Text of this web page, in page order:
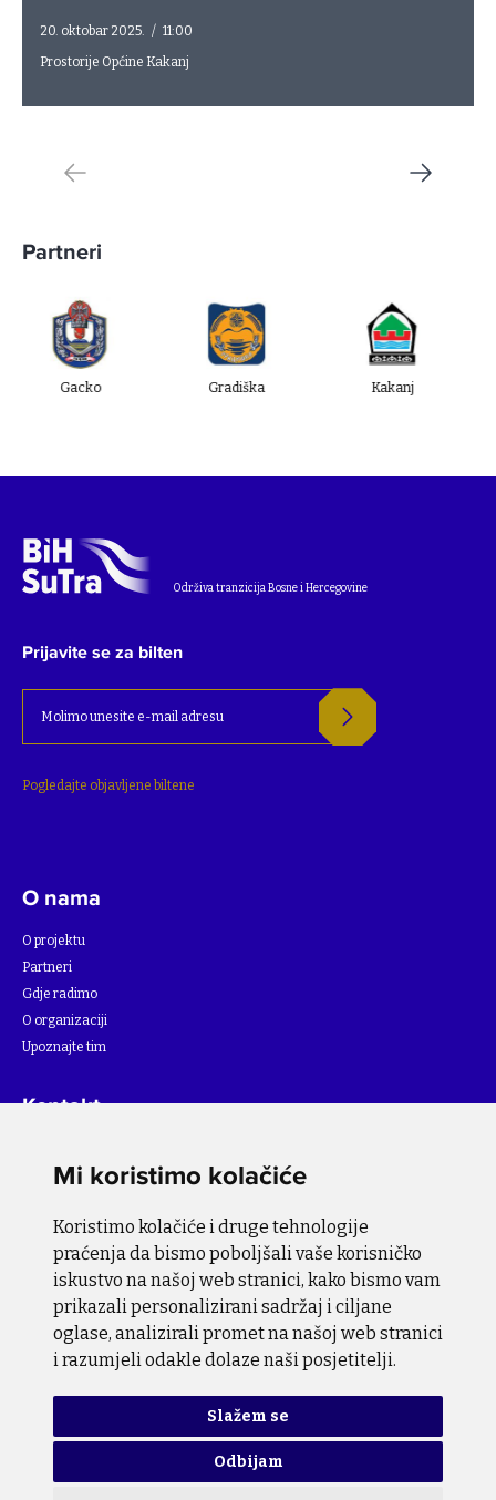
Mi koristimo kolačiće
Koristimo kolačiće i druge tehnologije
praćenja da bismo poboljšali vaše korisničko
iskustvo na našoj web stranici, kako bismo vam
prikazali personalizirani sadržaj i ciljane
oglase, analizirali promet na našoj web stranici
i razumjeli odakle dolaze naši posjetitelji.
Slažem se
Odbijam
20. oktobar 2025. / 11:00
Prostorije Općine Kakanj
Partneri
Održiva tranzicija Bosne i Hercegovine
Prijavite se za bilten
Pogledajte objavljene biltene
O nama
O projektu
Partneri
Gdje radimo
O organizaciji
Upoznajte tim
Kontakt
Pratite nas
Pravila o zaštiti privatnosti Pravila o upotrebi kolačića